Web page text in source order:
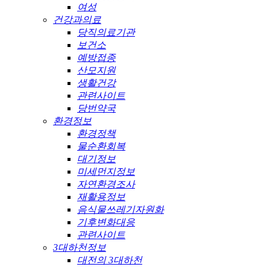
여성
건강과의료
당직의료기관
보건소
예방접종
산모지원
생활건강
관련사이트
당번약국
환경정보
환경정책
물순환회복
대기정보
미세먼지정보
자연환경조사
재활용정보
음식물쓰레기자원화
기후변화대응
관련사이트
3대하천정보
대전의 3대하천